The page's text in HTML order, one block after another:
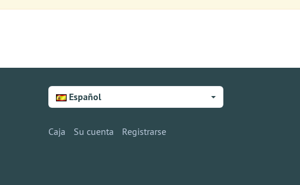
Español
Caja Su cuenta Registrarse